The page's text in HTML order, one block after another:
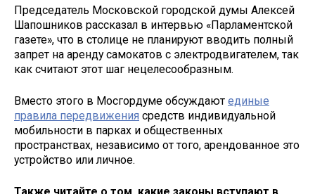
Председатель Московской городской думы Алексей
Шапошников рассказал в интервью «Парламентской
газете», что в столице не планируют вводить полный
запрет на аренду самокатов с электродвигателем, так
как считают этот шаг нецелесообразным.
Вместо этого в Мосгордуме обсуждают единые
правила передвижения средств индивидуальной
мобильности в парках и общественных
пространствах, независимо от того, арендованное это
устройство или личное.